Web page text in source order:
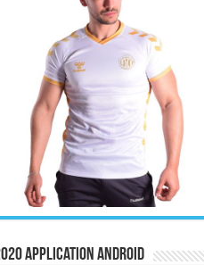
Application Android